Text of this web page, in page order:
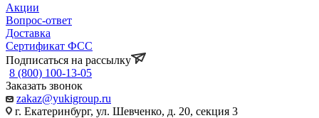
Акции
Вопрос-ответ
Доставка
Сертификат ФСС
Подписаться на рассылку
8 (800) 100-13-05
Заказать звонок
zakaz@yukigroup.ru
г. Екатеринбург, ул. Шевченко, д. 20, секция 3